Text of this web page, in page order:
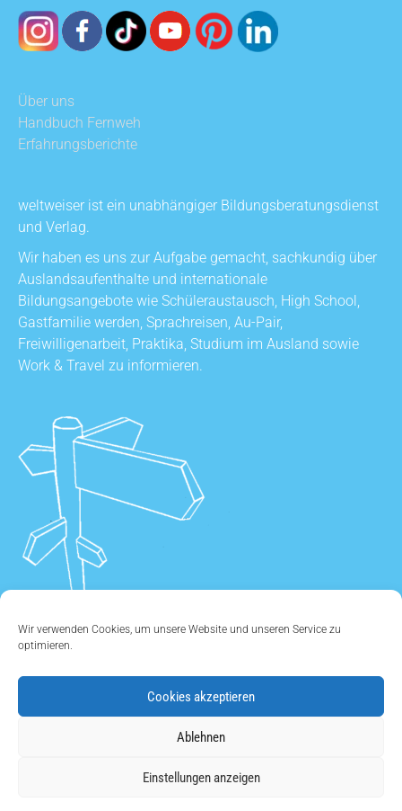
Wir verwenden Cookies, um unsere Website und unseren Service zu
optimieren.
Cookies akzeptieren
Ablehnen
Einstellungen anzeigen
Über uns
Handbuch Fernweh
Erfahrungsberichte
weltweiser ist ein unabhängiger Bildungsberatungsdienst
und Verlag.
Wir haben es uns zur Aufgabe gemacht, sachkundig über
Auslandsaufenthalte und internationale
Bildungsangebote wie Schüleraustausch, High School,
Gastfamilie werden, Sprachreisen, Au-Pair,
Freiwilligenarbeit, Praktika, Studium im Ausland sowie
Work & Travel zu informieren.